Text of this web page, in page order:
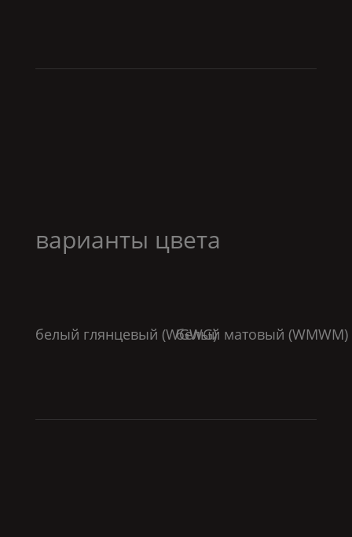
варианты цвета
белый глянцевый (WGWG)
белый матовый (WMWM)